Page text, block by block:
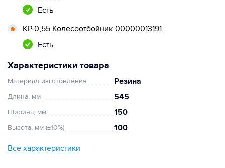
Есть
КР-0,55 Колесоотбойник 00000013191
Есть
Характеристики товара
Материал изготовления Резина
Длина, мм 545
Ширина, мм 150
Высота, мм (±10%) 100
Все характеристики